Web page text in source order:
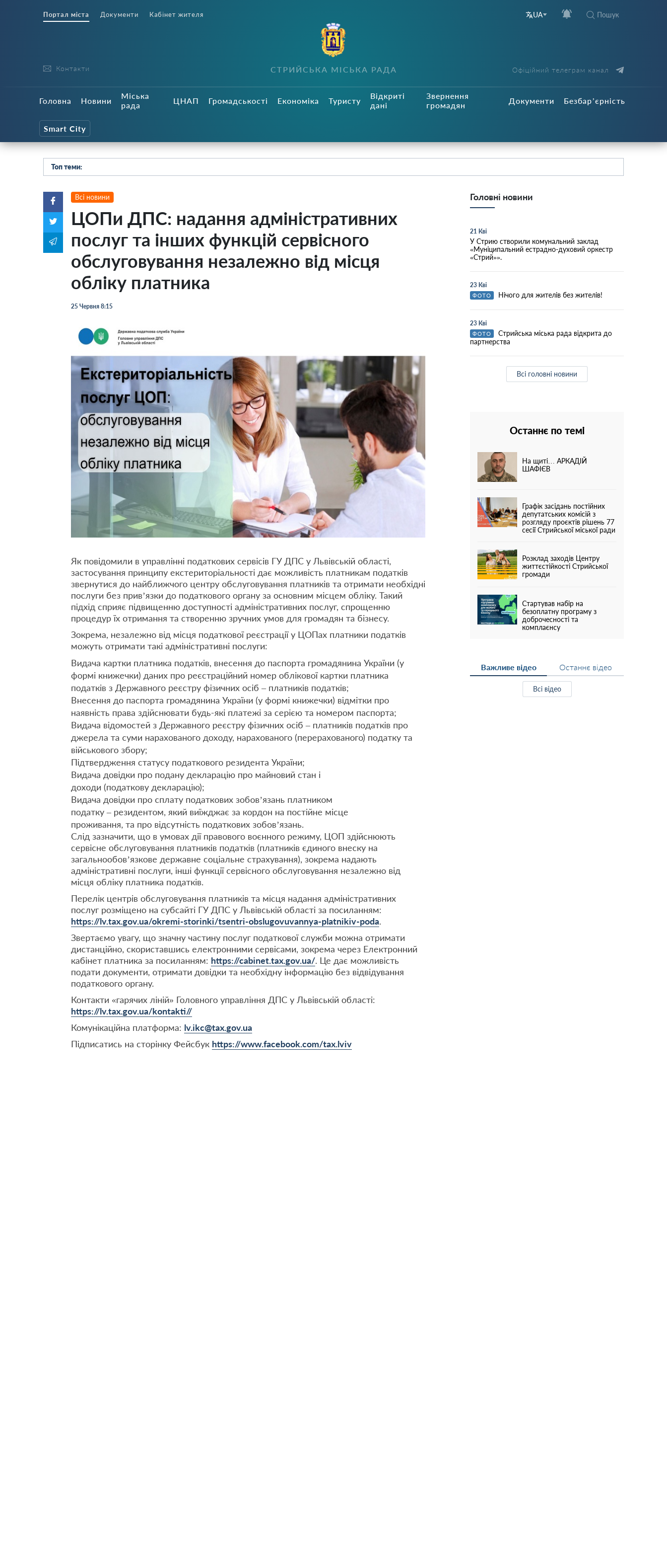
Портал міста Документи Кабінет жителя UA Пошук
Контакти СТРИЙСЬКА МІСЬКА РАДА Офіційний телеграм канал
Головна Новини
Міська
рада
ЦНАП Громадськості Економіка Туристу
Відкриті
дані
Звернення
громадян
Документи Безбар’єрність
Smart City
Топ теми:
Всі новини
ЦОПи ДПС: надання адміністративних
послуг та інших функцій сервісного
обслуговування незалежно від місця
обліку платника
25 Червня 8:15
Як повідомили в управлінні податкових сервісів ГУ ДПС у Львівській області,
застосування принципу екстериторіальності дає можливість платникам податків
звернутися до найближчого центру обслуговування платників та отримати необхідні
послуги без прив’язки до податкового органу за основним місцем обліку. Такий
підхід сприяє підвищенню доступності адміністративних послуг, спрощенню
процедур їх отримання та створенню зручних умов для громадян та бізнесу.
Зокрема, незалежно від місця податкової реєстрації у ЦОПах платники податків
можуть отримати такі адміністративні послуги:
Видача картки платника податків, внесення до паспорта громадянина України (у
формі книжечки) даних про реєстраційний номер облікової картки платника
податків з Державного реєстру фізичних осіб – платників податків;
Внесення до паспорта громадянина України (у формі книжечки) відмітки про
наявність права здійснювати будь-які платежі за серією та номером паспорта;
Видача відомостей з Державного реєстру фізичних осіб – платників податків про
джерела та суми нарахованого доходу, нарахованого (перерахованого) податку та
військового збору;
Підтвердження статусу податкового резидента України;
Видача довідки про подану декларацію про майновий стан і
доходи (податкову декларацію);
Видача довідки про сплату податкових зобов’язань платником
податку – резидентом, який виїжджає за кордон на постійне місце
проживання, та про відсутність податкових зобов’язань.
Слід зазначити, що в умовах дії правового воєнного режиму, ЦОП здійснюють
сервісне обслуговування платників податків (платників єдиного внеску на
загальнообов’язкове державне соціальне страхування), зокрема надають
адміністративні послуги, інші функції сервісного обслуговування незалежно від
місця обліку платника податків.
Перелік центрів обслуговування платників та місця надання адміністративних
послуг розміщено на субсайті ГУ ДПС у Львівській області за посиланням:
https://lv.tax.gov.ua/okremi-storinki/tsentri-obslugovuvannya-platnikiv-poda.
Звертаємо увагу, що значну частину послуг податкової служби можна отримати
дистанційно, скориставшись електронними сервісами, зокрема через Електронний
кабінет платника за посиланням: https://cabinet.tax.gov.ua/. Це дає можливість
подати документи, отримати довідки та необхідну інформацію без відвідування
податкового органу.
Контакти «гарячих ліній» Головного управління ДПС у Львівській області:
https://lv.tax.gov.ua/kontakti//
Комунікаційна платформа: lv.ikc@tax.gov.ua
Підписатись на сторінку Фейсбук https://www.facebook.com/tax.lviv
Головні новини
21 Кві
У Стрию створили комунальний заклад
«Муніципальний естрадно-духовий оркестр
«Стрий»».
23 Кві
ФОТО Нічого для жителів без жителів!
23 Кві
ФОТО
Стрийська міська рада відкрита до
партнерства
Всі головні новини
Останнє по темі
На щиті… АРКАДІЙ
ШАФІЄВ
Графік засідань постійних
депутатських комісій з
розгляду проєктів рішень 77
сесії Стрийської міської ради
Розклад заходів Центру
життєстійкості Стрийської
громади
Стартував набір на
безоплатну програму з
доброчесності та
комплаєнсу
Важливе відео Останнє відео
Всі відео